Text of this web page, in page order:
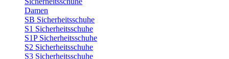
Damen
SB Sicherheitsschuhe
S1 Sicherheitsschuhe
S1P Sicherheitsschuhe
S2 Sicherheitsschuhe
S3 Sicherheitsschuhe